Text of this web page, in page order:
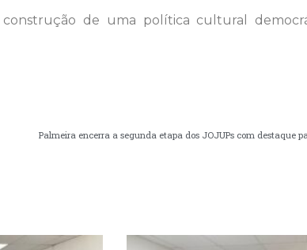
de uma política cultural
Palmeira encerra a segunda etapa dos JOJUPs com destaque